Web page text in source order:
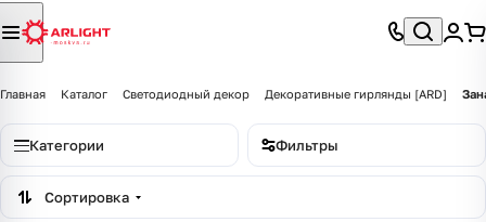
Главная Каталог Светодиодный декор Декоративные гирлянды [ARD]
Категории Фильтры
Сортировка